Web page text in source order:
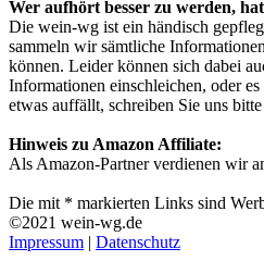
Wer aufhört besser zu werden,
Die wein-wg ist ein händisch
sammeln wir sämtliche
können. Leider können sich dabei
Informationen einschleichen, oder
etwas auffällt, schreiben Sie uns
Hinweis zu Amazon Affiliate:
Als Amazon-Partner verdienen wir
Die mit * markierten Links sind
©2021 wein-wg.de
Impressum | Datenschutz